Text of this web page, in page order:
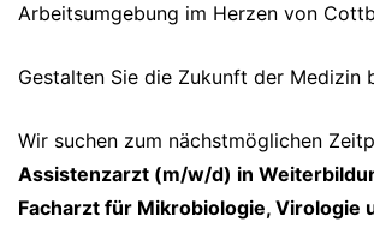
Arbeitsumgebung im Herzen von
Gestalten Sie die Zukunft der Medizin
Wir suchen zum nächstmöglichen
Assistenzarzt (m/w/d) in
Facharzt für Mikrobiologie, Virologie